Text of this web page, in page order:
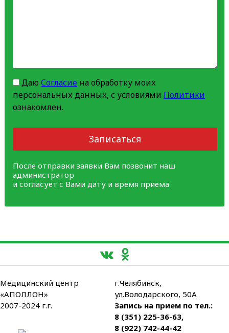
Даю Согласиена обработку моих
персональных данных, с условиями Политики
ознакомлен.
Записаться
После отправки заявки Вам позвонит наш
администратор
и согласует с Вами дату и время приема
Медицинский центр
«АПОЛЛОН»
2007-2024 г.г.
г.Челябинск,
ул.Володарского, 50А
Запись на прием по тел.:
8 (351) 225-36-63,
8 (922) 742-44-42